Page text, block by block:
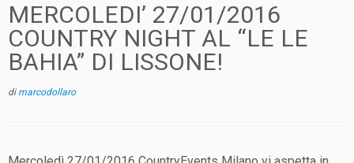
MERCOLEDI’ 27/01/2016
COUNTRY NIGHT AL “LE LE
BAHIA” DI LISSONE!
di marcodollaro